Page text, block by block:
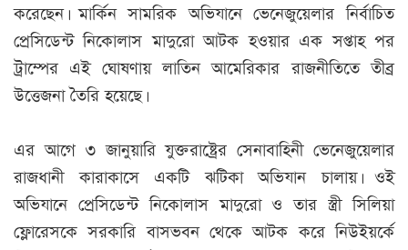
করেছেন। মার্কিন সামরিক অভিযানে ভেনেজুয়েলার নির্বাচিত
প্রেসিডেন্ট নিকোলাস মাদুরো আটক হওয়ার এক সপ্তাহ পর
ট্রাম্পের এই ঘোষণায় লাতিন আমেরিকার রাজনীতিতে তীব্র
উত্তেজনা তৈরি হয়েছে।
এর আগে ৩ জানুয়ারি যুক্তরাষ্ট্রের সেনাবাহিনী ভেনেজুয়েলার
রাজধানী কারাকাসে একটি ঝটিকা অভিযান চালায়। ওই
অভিযানে প্রেসিডেন্ট নিকোলাস মাদুরো ও তার স্ত্রী সিলিয়া
ফ্লোরেসকে সরকারি বাসভবন থেকে আটক করে নিউইয়র্কে